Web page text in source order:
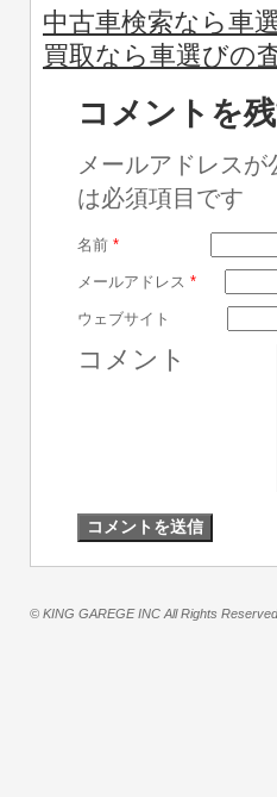
中古車検索なら車
買取なら車選びの
コメントを
メールアドレス
は必須項目です
名前 *
メールアドレス *
ウェブサイト
コメント
© KING GAREGE INC All Rights Reserved